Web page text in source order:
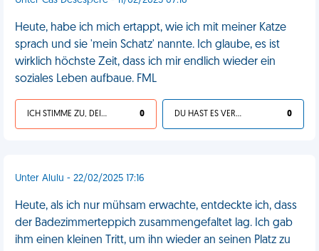
Heute, habe ich mich ertappt, wie ich mit meiner Katze
sprach und sie 'mein Schatz' nannte. Ich glaube, es ist
wirklich höchste Zeit, dass ich mir endlich wieder ein
soziales Leben aufbaue. FML
ICH STIMME ZU, DEIN LEBEN IST SCHEISSE 0 DU HAST ES VERDIENT 0
Unter Alulu - 22/02/2025 17:16
Heute, als ich nur mühsam erwachte, entdeckte ich, dass
der Badezimmerteppich zusammengefaltet lag. Ich gab
ihm einen kleinen Tritt, um ihn wieder an seinen Platz zu